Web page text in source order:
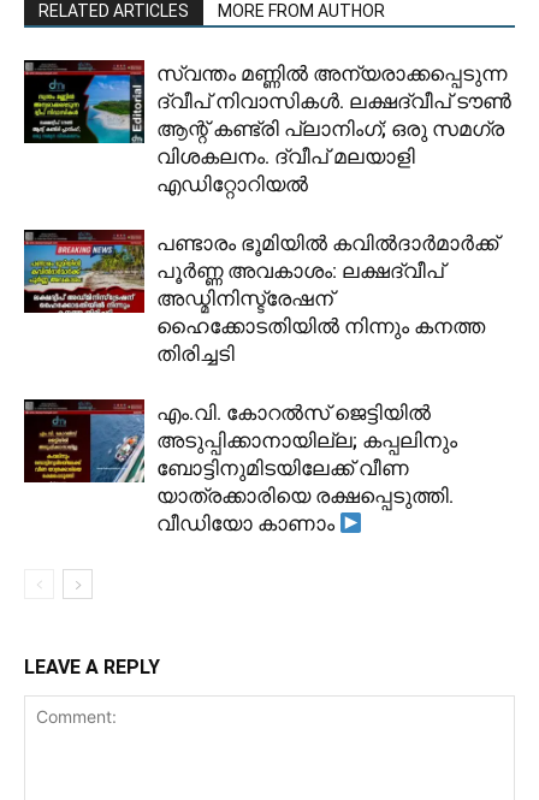
RELATED ARTICLES MORE FROM AUTHOR
സ്വന്തം മണ്ണിൽ അന്യരാക്കപ്പെടുന്ന
ദ്വീപ് നിവാസികൾ. ലക്ഷദ്വീപ് ടൗൺ
ആന്റ് കണ്ട്രി പ്ലാനിംഗ്; ഒരു സമഗ്ര
വിശകലനം. ദ്വീപ് മലയാളി
എഡിറ്റോറിയൽ
പണ്ടാരം ഭൂമിയിൽ കവിൽദാർമാർക്ക്
പൂർണ്ണ അവകാശം: ലക്ഷദ്വീപ്
അഡ്മിനിസ്ട്രേഷന്
ഹൈക്കോടതിയിൽ നിന്നും കനത്ത
തിരിച്ചടി
​എം.വി. കോറൽസ് ജെട്ടിയിൽ
അടുപ്പിക്കാനായില്ല; കപ്പലിനും
ബോട്ടിനുമിടയിലേക്ക് വീണ
യാത്രക്കാരിയെ രക്ഷപ്പെടുത്തി.
വീഡിയോ കാണാം
LEAVE A REPLY